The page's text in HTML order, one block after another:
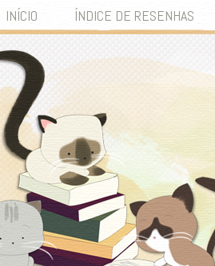
INÍCIO ÍNDICE DE RESENHAS